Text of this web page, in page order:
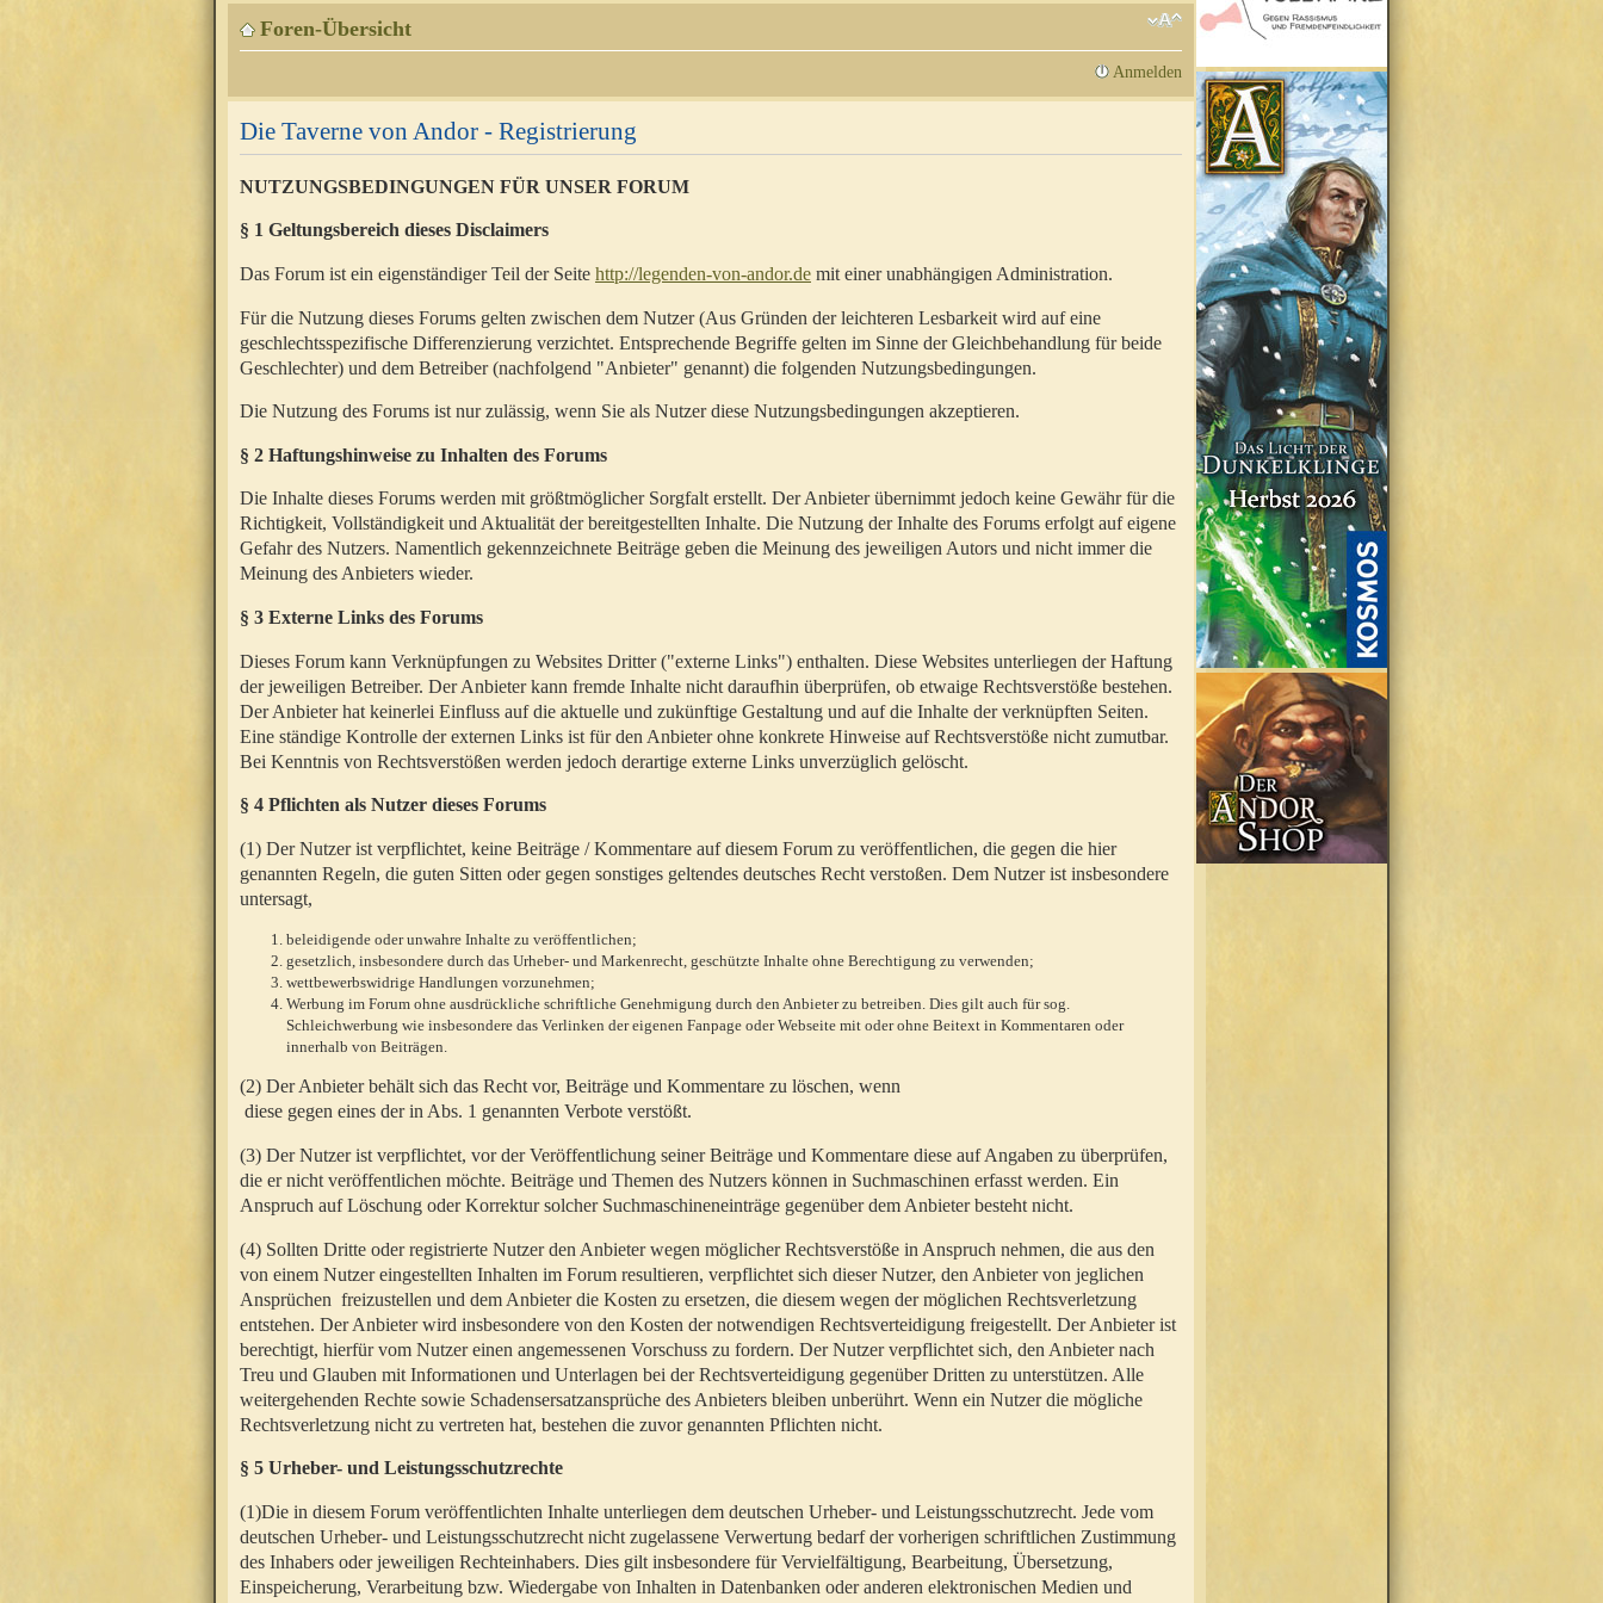
Foren-Übersicht
Anmelden
Die Taverne von Andor - Registrierung
NUTZUNGSBEDINGUNGEN FÜR UNSER FORUM
§ 1 Geltungsbereich dieses Disclaimers
Das Forum ist ein eigenständiger Teil der Seite http://legenden-von-andor.de mit einer unabhängigen Administration.
Für die Nutzung dieses Forums gelten zwischen dem Nutzer (Aus Gründen der leichteren Lesbarkeit wird auf eine
geschlechtsspezifische Differenzierung verzichtet. Entsprechende Begriffe gelten im Sinne der Gleichbehandlung für beide
Geschlechter) und dem Betreiber (nachfolgend "Anbieter" genannt) die folgenden Nutzungsbedingungen.
Die Nutzung des Forums ist nur zulässig, wenn Sie als Nutzer diese Nutzungsbedingungen akzeptieren.
§ 2 Haftungshinweise zu Inhalten des Forums
Die Inhalte dieses Forums werden mit größtmöglicher Sorgfalt erstellt. Der Anbieter übernimmt jedoch keine Gewähr für die
Richtigkeit, Vollständigkeit und Aktualität der bereitgestellten Inhalte. Die Nutzung der Inhalte des Forums erfolgt auf eigene
Gefahr des Nutzers. Namentlich gekennzeichnete Beiträge geben die Meinung des jeweiligen Autors und nicht immer die
Meinung des Anbieters wieder.
§ 3 Externe Links des Forums
Dieses Forum kann Verknüpfungen zu Websites Dritter ("externe Links") enthalten. Diese Websites unterliegen der Haftung
der jeweiligen Betreiber. Der Anbieter kann fremde Inhalte nicht daraufhin überprüfen, ob etwaige Rechtsverstöße bestehen.
Der Anbieter hat keinerlei Einfluss auf die aktuelle und zukünftige Gestaltung und auf die Inhalte der verknüpften Seiten.
Eine ständige Kontrolle der externen Links ist für den Anbieter ohne konkrete Hinweise auf Rechtsverstöße nicht zumutbar.
Bei Kenntnis von Rechtsverstößen werden jedoch derartige externe Links unverzüglich gelöscht.
§ 4 Pflichten als Nutzer dieses Forums
(1) Der Nutzer ist verpflichtet, keine Beiträge / Kommentare auf diesem Forum zu veröffentlichen, die gegen die hier
genannten Regeln, die guten Sitten oder gegen sonstiges geltendes deutsches Recht verstoßen. Dem Nutzer ist insbesondere
untersagt,
beleidigende oder unwahre Inhalte zu veröffentlichen;
gesetzlich, insbesondere durch das Urheber- und Markenrecht, geschützte Inhalte ohne Berechtigung zu verwenden;
wettbewerbswidrige Handlungen vorzunehmen;
Werbung im Forum ohne ausdrückliche schriftliche Genehmigung durch den Anbieter zu betreiben. Dies gilt auch für sog.
Schleichwerbung wie insbesondere das Verlinken der eigenen Fanpage oder Webseite mit oder ohne Beitext in Kommentaren oder
innerhalb von Beiträgen.
(2) Der Anbieter behält sich das Recht vor, Beiträge und Kommentare zu löschen, wenn
diese gegen eines der in Abs. 1 genannten Verbote verstößt.
(3) Der Nutzer ist verpflichtet, vor der Veröffentlichung seiner Beiträge und Kommentare diese auf Angaben zu überprüfen,
die er nicht veröffentlichen möchte. Beiträge und Themen des Nutzers können in Suchmaschinen erfasst werden. Ein
Anspruch auf Löschung oder Korrektur solcher Suchmaschineneinträge gegenüber dem Anbieter besteht nicht.
(4) Sollten Dritte oder registrierte Nutzer den Anbieter wegen möglicher Rechtsverstöße in Anspruch nehmen, die aus den
von einem Nutzer eingestellten Inhalten im Forum resultieren, verpflichtet sich dieser Nutzer, den Anbieter von jeglichen
Ansprüchen freizustellen und dem Anbieter die Kosten zu ersetzen, die diesem wegen der möglichen Rechtsverletzung
entstehen. Der Anbieter wird insbesondere von den Kosten der notwendigen Rechtsverteidigung freigestellt. Der Anbieter ist
berechtigt, hierfür vom Nutzer einen angemessenen Vorschuss zu fordern. Der Nutzer verpflichtet sich, den Anbieter nach
Treu und Glauben mit Informationen und Unterlagen bei der Rechtsverteidigung gegenüber Dritten zu unterstützen. Alle
weitergehenden Rechte sowie Schadensersatzansprüche des Anbieters bleiben unberührt. Wenn ein Nutzer die mögliche
Rechtsverletzung nicht zu vertreten hat, bestehen die zuvor genannten Pflichten nicht.
§ 5 Urheber- und Leistungsschutzrechte
(1)Die in diesem Forum veröffentlichten Inhalte unterliegen dem deutschen Urheber- und Leistungsschutzrecht. Jede vom
deutschen Urheber- und Leistungsschutzrecht nicht zugelassene Verwertung bedarf der vorherigen schriftlichen Zustimmung
des Inhabers oder jeweiligen Rechteinhabers. Dies gilt insbesondere für Vervielfältigung, Bearbeitung, Übersetzung,
Einspeicherung, Verarbeitung bzw. Wiedergabe von Inhalten in Datenbanken oder anderen elektronischen Medien und